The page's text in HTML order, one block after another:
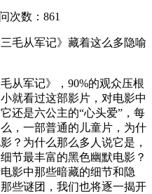
次数：861
毛从军记》藏着这么多隐喻
从军记》，90%的观众压根
就看过这部影片，对电影中
还是六公主的“心头爱”，每
，一部普通的儿童片，为什
？为什么那么多人说它是，
节最丰富的黑色幽默电影？
影中那些暗藏的细节和隐
些谜团，我们也将逐一揭开